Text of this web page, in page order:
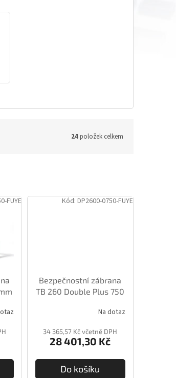
24položek celkem
FUYE
Bezpečnostní zábrana
TB 260 Double Plus 750
Na dotaz
34 365,57 Kč včetně DPH
28 401,30 Kč
Do košíku
Kód: DP2600-0750-FUYE